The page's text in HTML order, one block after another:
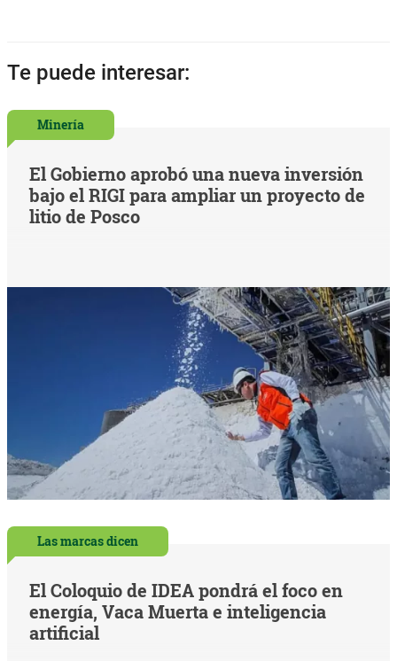
Te puede interesar:
Minería
El Gobierno aprobó una nueva inversión
bajo el RIGI para ampliar un proyecto de
litio de Posco
Las marcas dicen
El Coloquio de IDEA pondrá el foco en
energía, Vaca Muerta e inteligencia
artificial